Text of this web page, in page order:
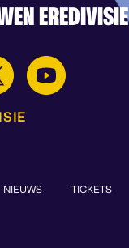
EREDIVISIE
NIEUWS TICKETS